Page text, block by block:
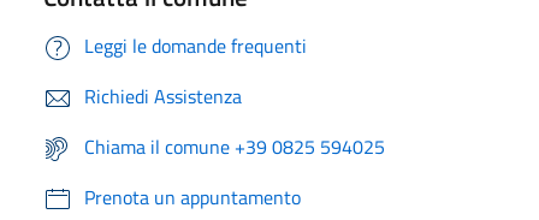
Leggi le domande frequenti
Richiedi Assistenza
Chiama il comune +39 0825 594025
Prenota un appuntamento